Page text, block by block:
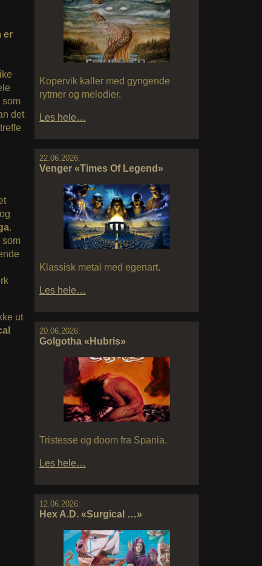
Kopervik kaller med gyngende
rytmer og melodier.
Les hele…
22.06.2026:
Venger «Times Of Legend»
Klassisk metal med egenart.
Les hele…
20.06.2026:
Golgotha «Hubris»
Tristesse og doom fra Spania.
Les hele…
12.06.2026:
Hex A.D. «Surgical …»
er
som
det
.
som
ut